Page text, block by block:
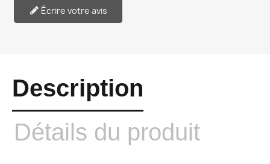
Écrire votre avis
Description
Détails du produit